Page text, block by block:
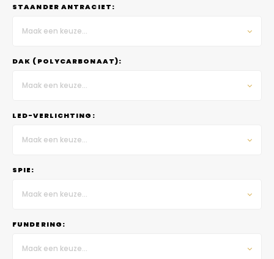
STAANDER ANTRACIET:
Maak een keuze...
DAK (POLYCARBONAAT):
Maak een keuze...
LED-VERLICHTING:
Maak een keuze...
SPIE:
Maak een keuze...
FUNDERING:
Maak een keuze...